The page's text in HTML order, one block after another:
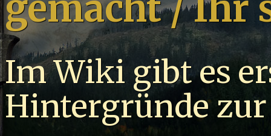
Im Wiki gibt es
Hintergründe